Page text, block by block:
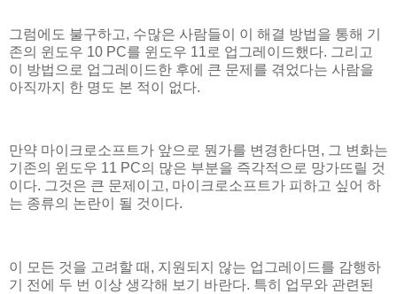
그럼에도 불구하고, 수많은 사람들이 이 해결 방법을 통해 기
존의 윈도우 10 PC를 윈도우 11로 업그레이드했다. 그리고
이 방법으로 업그레이드한 후에 큰 문제를 겪었다는 사람을
아직까지 한 명도 본 적이 없다.
만약 마이크로소프트가 앞으로 뭔가를 변경한다면, 그 변화는
기존의 윈도우 11 PC의 많은 부분을 즉각적으로 망가뜨릴 것
이다. 그것은 큰 문제이고, 마이크로소프트가 피하고 싶어 하
는 종류의 논란이 될 것이다.
이 모든 것을 고려할 때, 지원되지 않는 업그레이드를 감행하
기 전에 두 번 이상 생각해 보기 바란다. 특히 업무와 관련된